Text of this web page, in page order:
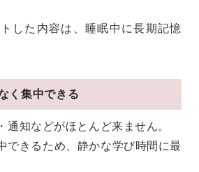
した内容は、睡眠中に長期記憶
く集中できる
通知などがほとんど来ません。
できるため、 静かな学び時間 に最